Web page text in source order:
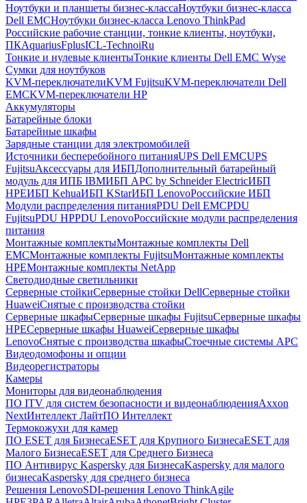
Ноутбуки и планшеты бизнес-классаНоутбуки бизнес-класса
Dell EMCНоутбуки бизнес-класса Lenovo ThinkPad
Российские рабочие станции, тонкие клиенты, ноутбуки,
ПКAquariusFplusICL-TechnoiRu
Тонкие и нулевые клиентыТонкие клиенты Dell EMC Wyse
Сумки для ноутбуков
KVM-переключателиKVM FujitsuKVM-переключатели Dell
EMCKVM-переключатели HP
Аккумуляторы
Батарейные блоки
Батарейные шкафы
Зарядные станции для электромобилей
Источники бесперебойного питанияUPS Dell EMCUPS
FujitsuАксессуары для ИБПДополнительный батарейный
модуль для ИПБ IBMИБП APC by Schneider ElectricИБП
HPEИБП KehuaИБП KStarИБП LenovoРоссийские ИБП
Модули распределения питанияPDU Dell EMCPDU
FujitsuPDU HPPDU LenovoРоссийские модули распределения
питания
Монтажные комплектыМонтажные комплекты Dell
EMCМонтажные комплекты FujitsuМонтажные комплекты
HPEМонтажные комплекты NetApp
Светодиодные светильники
Серверные стойкиСерверные стойки DellСерверные стойки
HuaweiСнятые с производства стойки
Серверные шкафыСерверные шкафы FujitsuСерверные шкафы
HPEСерверные шкафы HuaweiСерверные шкафы
LenovoСнятые с производства шкафыСтоечные системы APC
Видеодомофоны и опции
Видеорегистраторы
Камеры
Мониторы для видеонаблюдения
ПО ITV для систем безопасности и видеонаблюденияAxxon
NextИнтеллект ЛайтПО Интеллект
Термокожухи для камер
ПО ESET для БизнесаESET для Крупного БизнесаESET для
Малого БизнесаESET для Среднего Бизнеса
ПО Антивирус Kaspersky для БизнесаKaspersky для малого
бизнесаKaspersky для среднего бизнеса
Решения LenovoSDI-решения Lenovo ThinkAgile